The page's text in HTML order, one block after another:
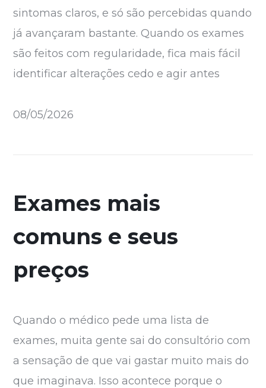
sintomas claros, e só são percebidas quando
já avançaram bastante. Quando os exames
são feitos com regularidade, fica mais fácil
identificar alterações cedo e agir antes
08/05/2026
Exames mais
comuns e seus
preços
Quando o médico pede uma lista de
exames, muita gente sai do consultório com
a sensação de que vai gastar muito mais do
que imaginava. Isso acontece porque o